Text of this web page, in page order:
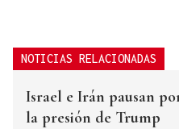
NOTICIAS RELACIONADAS
Israel e Irán pausan
la presión de Trump